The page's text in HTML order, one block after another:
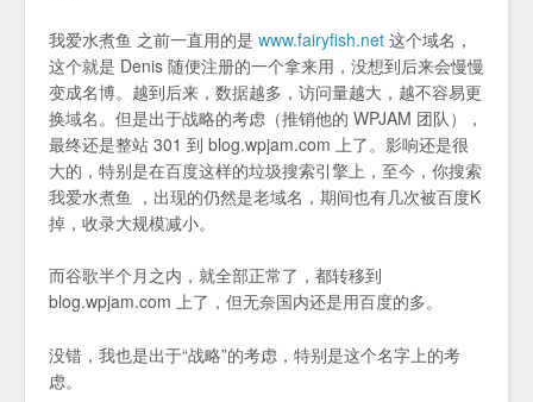
我爱水煮鱼 之前一直用的是 www.fairyfish.net 这个域名，
这个就是 Denis 随便注册的一个拿来用，没想到后来会慢慢
变成名博。越到后来，数据越多，访问量越大，越不容易更
换域名。但是出于战略的考虑（推销他的 WPJAM 团队），
最终还是整站 301 到 blog.wpjam.com 上了。影响还是很
大的，特别是在百度这样的垃圾搜索引擎上，至今，你搜索
我爱水煮鱼 ，出现的仍然是老域名，期间也有几次被百度K
掉，收录大规模减小。
而谷歌半个月之内，就全部正常了，都转移到
blog.wpjam.com 上了，但无奈国内还是用百度的多。
没错，我也是出于“战略”的考虑，特别是这个名字上的考
虑。